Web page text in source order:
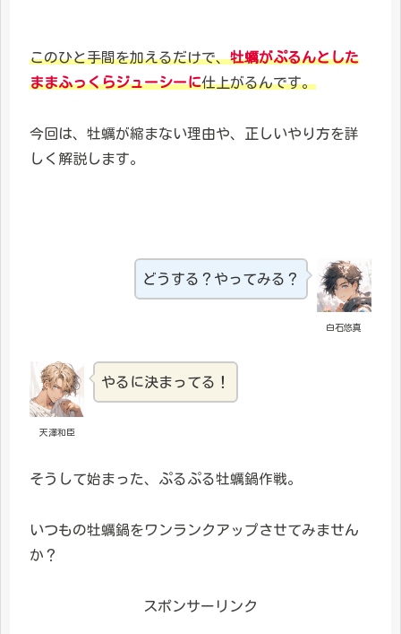
このひと手間を加えるだけで、牡蠣がぷるんとした
ままふっくらジューシーに仕上がるんです。
今回は、牡蠣が縮まない理由や、正しいやり方を詳
しく解説します。
白石悠真
どうする？やってみる？
天澤和臣
やるに決まってる！
そうして始まった、ぷるぷる牡蠣鍋作戦。
いつもの牡蠣鍋をワンランクアップさせてみません
か？
スポンサーリンク